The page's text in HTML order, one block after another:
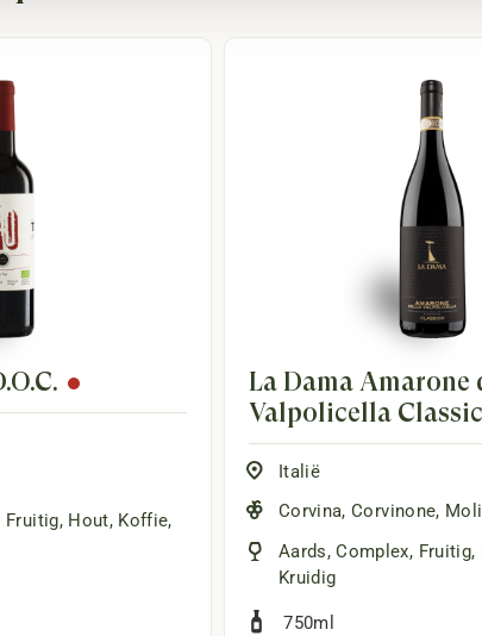
in de Douro Vallei is indrukwekkend.
erkende namen in de regio gemaakt. De passie en
Port
ports
van Quinta Da Trovisca vertelt het verhaal
een uniek karakter en smaakprofiel dat je zal
Quinta Da Trovisca
Tawny
: Deze port, gerijpt voor vier jaar, biedt rijke
Witte Port Reserve
: Een verfrissende keuze, ideaal als
Port Reserve Ruby
: Bekend om zijn diepe,
Vintage Port 2017 & LBV Port 2018: Deze ports
van pruim, kers, en zout karamel in de LBV.
Fruitig, Hout, Koffie,
La Dama Amarone
Valpolicella
Italië
Corvina,Corvinone,
Aards,Complex, Fruitig,
Kruidig
750ml